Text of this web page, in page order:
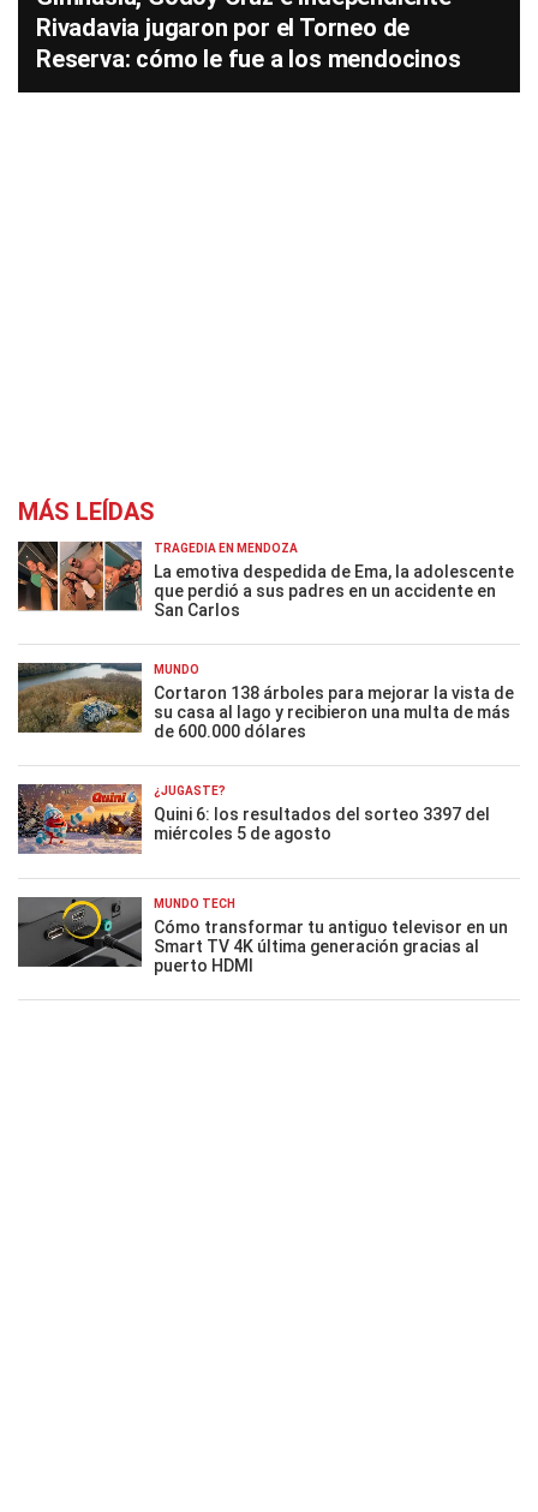
Rivadavia jugaron por el Torneo de
Reserva: cómo le fue a los mendocinos
MÁS LEÍDAS
TRAGEDIA EN MENDOZA
La emotiva despedida de Ema, la adolescente
que perdió a sus padres en un accidente en
San Carlos
MUNDO
Cortaron 138 árboles para mejorar la vista de
su casa al lago y recibieron una multa de más
de 600.000 dólares
¿JUGASTE?
Quini 6: los resultados del sorteo 3397 del
miércoles 5 de agosto
MUNDO TECH
Cómo transformar tu antiguo televisor en un
Smart TV 4K última generación gracias al
puerto HDMI